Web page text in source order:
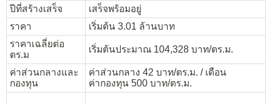
ปีที่สร้างเสร็จ
เสร็จพร้อมอยู่
ราคา
เริ่มต้น 3.01 ล้านบาท
ราคาเฉลี่ยต่อ
ตร.ม
เริ่มต้นประมาณ 104,328 บาท/ตร.ม.
ค่าส่วนกลางและ
กองทุน
ค่าส่วนกลาง 42 บาท/ตร.ม. / เดือน
ค่ากองทุน 500 บาท/ตร.ม.